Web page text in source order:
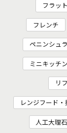
フラッ
フレンチ
ペニンシュ
ミニキッチン
リ
レンジフード・
人工大理石